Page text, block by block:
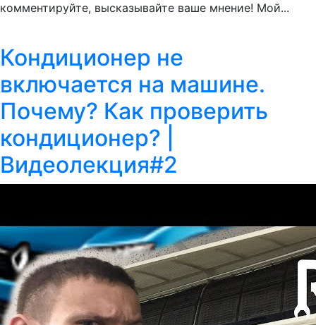
комментируйте, высказывайте ваше мнение! Мой...
Кондиционер не
включается на машине.
Почему? Как проверить
кондиционер? |
Видеолекция#2